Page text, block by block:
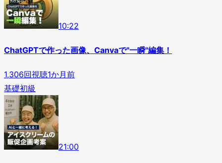
10:22
ChatGPTで作った画像、Canvaで"一瞬"編集！
1,306回視聴1か月前
基礎初級
21:00